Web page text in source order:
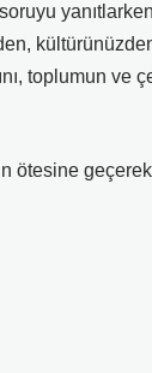
toplumun ve
ötesine